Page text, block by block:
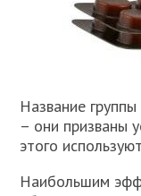
Название
– они призваны
этого
Наибольшим